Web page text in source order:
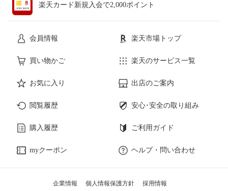
楽天カード新規入会で2,000ポイント
会員情報 楽天市場トップ
買い物かご 楽天のサービス一覧
お気に入り 出店のご案内
閲覧履歴 安心･安全の取り組み
購入履歴 ご利用ガイド
myクーポン ヘルプ・問い合わせ
企業情報 個人情報保護方針 採用情報